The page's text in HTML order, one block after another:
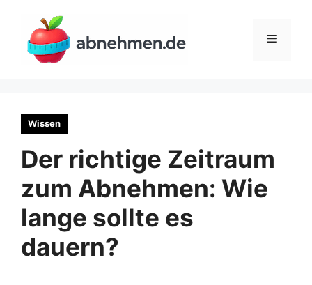
springen
Menü
Wissen
Der richtige Zeitraum
zum Abnehmen: Wie
lange sollte es
dauern?